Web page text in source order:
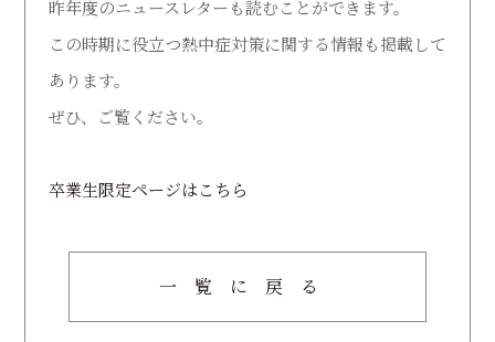
オープンキャンパス
Open Campus
受験生の方
受験生の方 在学生の方
卒業生の方 地域・企業・園の方
昨年度のニュースレターも読むことができます。
この時期に役立つ熱中症対策に関する情報も掲載して
あります。
ぜひ、ご覧ください。
卒業生限定ページはこちら
一覧に戻る